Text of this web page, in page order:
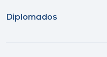
Diplomados